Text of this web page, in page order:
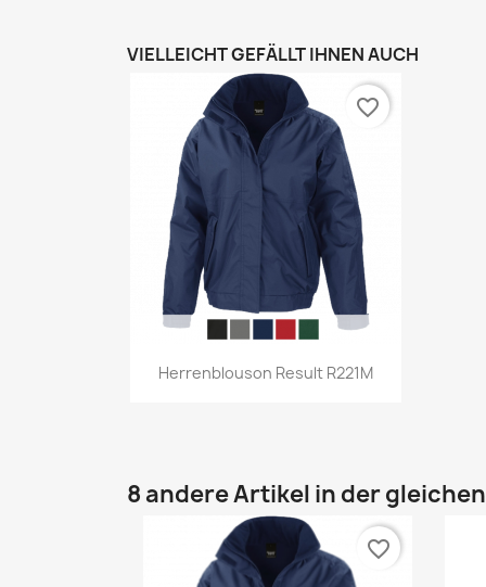
VIELLEICHT GEFÄLLT IHNEN AUCH
Vorschau
Herrenblouson Result R221M
favorite_border
8 andere Artikel in der
favorite_border